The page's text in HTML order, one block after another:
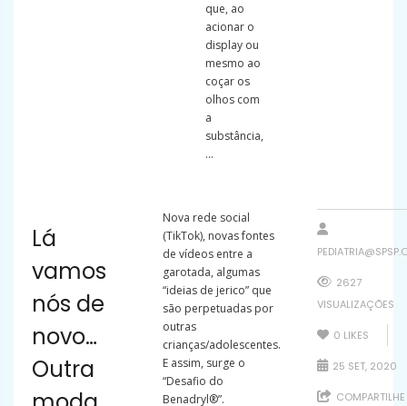
que, ao
acionar o
display ou
mesmo ao
coçar os
olhos com
a
substância,
...
Lá
vamos
nós de
novo…
Outra
Nova rede social
(TikTok), novas fontes
de vídeos entre a
garotada, algumas
“ideias de jerico” que
são perpetuadas por
outras
crianças/adolescentes.
E assim, surge o
“Desafio do
Benadryl®”.
2627
VISUALIZAÇÕES
0 LIKES
25 SET, 2020
COMPARTILHE